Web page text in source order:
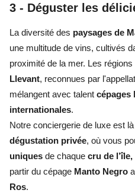
3 - Déguster les
La diversité des paysages de
une multitude de vins, cultivés
proximité de la mer. Les régions
Llevant, reconnues par
mélangent avec talent cépages
internationales.
Notre conciergerie de luxe est
dégustation privée, où vous
uniques de chaque cru de l’île,
partir du cépage Manto Negro
Ros.